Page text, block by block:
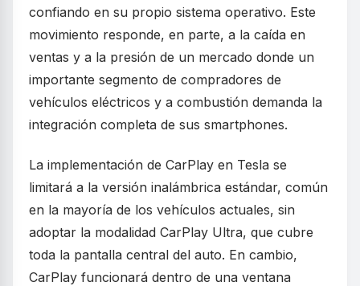
confiando en su propio sistema operativo. Este
movimiento responde, en parte, a la caída en
ventas y a la presión de un mercado donde un
importante segmento de compradores de
vehículos eléctricos y a combustión demanda la
integración completa de sus smartphones.
La implementación de CarPlay en Tesla se
limitará a la versión inalámbrica estándar, común
en la mayoría de los vehículos actuales, sin
adoptar la modalidad CarPlay Ultra, que cubre
toda la pantalla central del auto. En cambio,
CarPlay funcionará dentro de una ventana